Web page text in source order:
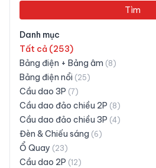
Tìm
Danh mục
Tất cả (253)
Bảng điện + Bảng âm (8)
Bảng điện nổi (25)
Cầu dao 3P (7)
Cầu dao đảo chiều 2P (8)
Cầu dao đảo chiều 3P (4)
Đèn & Chiếu sáng (6)
Ổ Quay (23)
Cầu dao 2P (12)